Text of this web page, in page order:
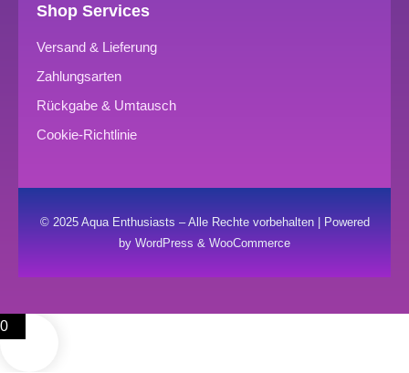
Shop Services
Versand & Lieferung
Zahlungsarten
Rückgabe & Umtausch
Cookie-Richtlinie
© 2025 Aqua Enthusiasts – Alle Rechte vorbehalten | Powered
by WordPress & WooCommerce
0